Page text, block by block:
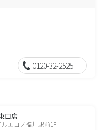
0120-32-2525
口店
エコノ福井駅前1F